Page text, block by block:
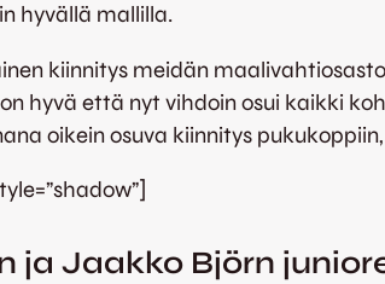
hyvällä mallilla.
kiinnitys meidän
hyvä että nyt vihdoin osui kaikki
oikein osuva kiinnitys
ja Jaakko Björn